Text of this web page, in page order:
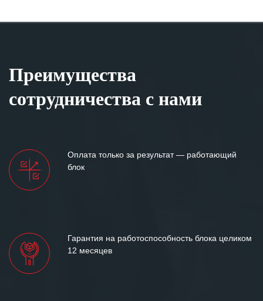
Преимущества
сотрудничества с нами
Оплата только за результат — работающий
блок
Гарантия на работоспособность блока целиком
12 месяцев